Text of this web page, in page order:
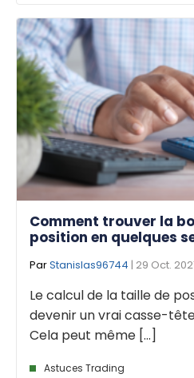
Comment trouver la
position en quelques
ParStanislas96744 | 29 Oct.
Le calcul de la taille de
devenir un vrai casse-
Cela peut même [...]
Astuces Trading